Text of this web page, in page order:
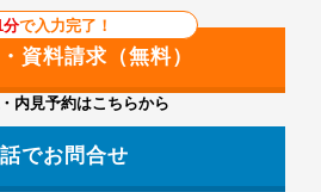
分で入力完了！
内見予約はこちらから
でお問合せ